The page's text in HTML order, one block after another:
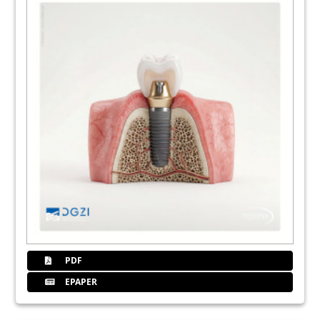
Biomaterialmembranen
Prof. Dr. med. Dr. med. dent. Florian G. Draenert
BICON Europe Ltd.
Marktübersicht: Digitale
Behandlungsplanung im Überblick
Schaefer
die Praxis
Redaktion
38
PDF
EPAPER